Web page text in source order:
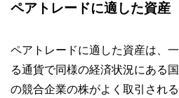
ペアトレードに適した資産
ペアトレードに適した資産は、
る通貨で同様の経済状況にある
の競合企業の株がよく取引され